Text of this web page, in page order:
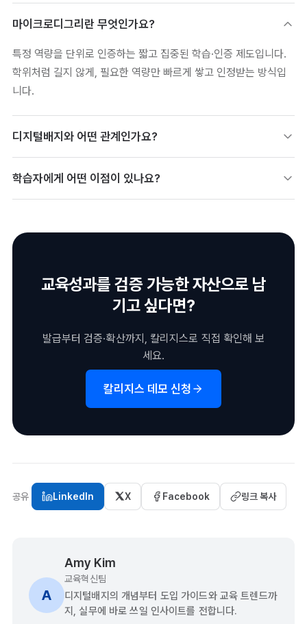
마이크로디그리란 무엇인가요?
특정 역량을 단위로 인증하는 짧고 집중된 학습·인증 제도입니다.
학위처럼 길지 않게, 필요한 역량만 빠르게 쌓고 인정받는 방식입
니다.
디지털배지와 어떤 관계인가요?
니다. 여러 마이크로디그리 배지를 묶어 상위 역량 인증으로 설계
할 수도 있습니다.
학습자에게 어떤 이점이 있나요?
다.
교육성과를 검증 가능한 자산으로 남
기고 싶다면?
발급부터 검증·확산까지, 칼리지스로 직접 확인해 보
세요.
칼리지스 데모 신청
공유 LinkedIn X Facebook 링크 복사
A
Amy Kim
교육혁신팀
디지털배지의 개념부터 도입 가이드와 교육 트렌드까
지, 실무에 바로 쓰일 인사이트를 전합니다.